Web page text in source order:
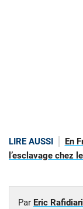
LIRE AUSSI
En
l’esclavage chez
Par Eric